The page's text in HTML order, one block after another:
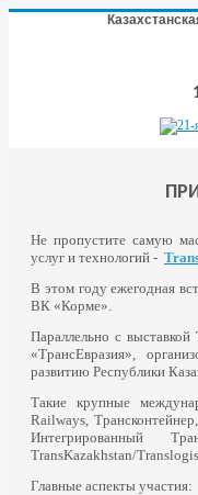
Не пропустите самую
услуг и технологий -
В этом году ежегодная
ВК «Корме».
Параллельно с
«ТрансЕвразия»,
развитию Республики
Такие крупные
Railways,
Интегрированный
TransKazakhstan/
Главные аспекты участия: